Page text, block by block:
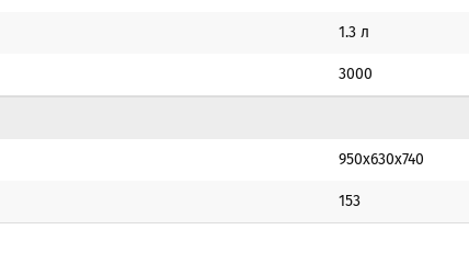
1.3 л
3000
950х630х740
153